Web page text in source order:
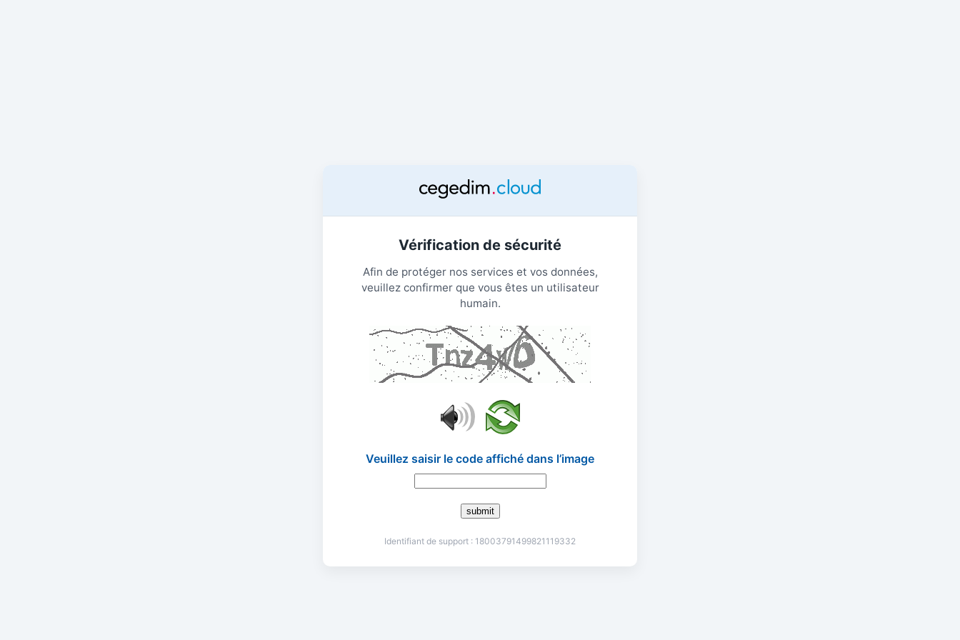
Vérification de sécurité
Afin de protéger nos services et vos données,
veuillez confirmer que vous êtes un utilisateur
humain.
Veuillez saisir le code affiché dans l’image
submit
Identifiant de support : 18003791499821119332